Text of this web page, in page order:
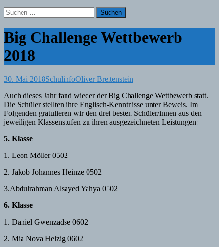
Suchen
nach:
Big Challenge Wettbewerb
2018
30. Mai 2018SchulinfoOliver Breitenstein
Auch dieses Jahr fand wieder der Big Challenge Wettbewerb statt.
Die Schüler stellten ihre Englisch-Kenntnisse unter Beweis. Im
Folgenden gratulieren wir den drei besten Schüler/innen aus den
jeweiligen Klassenstufen zu ihren ausgezeichneten Leistungen:
5. Klasse
1. Leon Möller 0502
2. Jakob Johannes Heinze 0502
3.Abdulrahman Alsayed Yahya 0502
6. Klasse
1. Daniel Gwenzadse 0602
2. Mia Nova Helzig 0602